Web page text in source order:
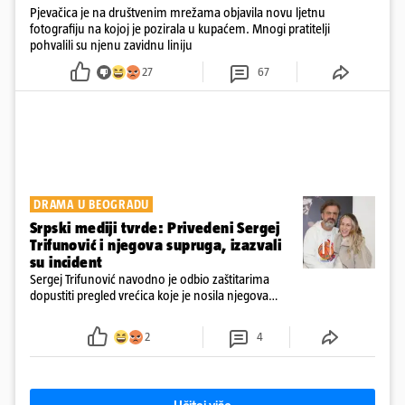
Pjevačica je na društvenim mrežama objavila novu ljetnu
fotografiju na kojoj je pozirala u kupaćem. Mnogi pratitelji
pohvalili su njenu zavidnu liniju
27 67
DRAMA U BEOGRADU
Srpski mediji tvrde: Privedeni Sergej
Trifunović i njegova supruga, izazvali
su incident
Sergej Trifunović navodno je odbio zaštitarima
dopustiti pregled vrećica koje je nosila njegova
2 4